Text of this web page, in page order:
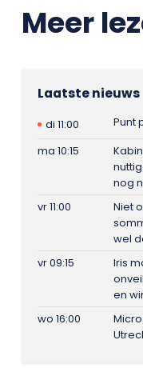
Meer
Laatste nieuws
di 11:00
Punt
ma 10:15
nog
vr 11:00
Niet
wel
vr 09:15
Iris
en
wo 16:00